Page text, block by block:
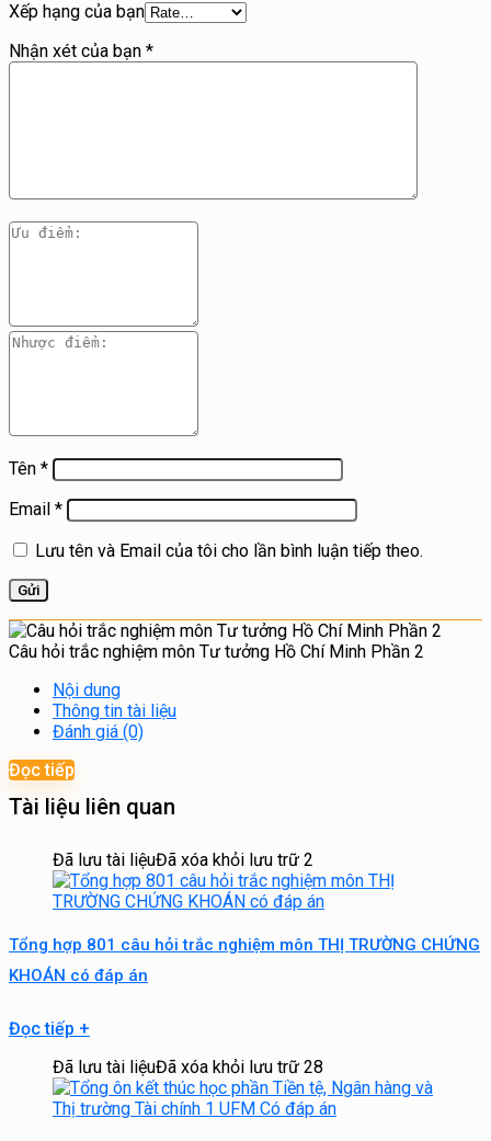
Xếp hạng của bạn
Nhận xét của bạn *
Tên *
Email *
Lưu tên và Email của tôi cho lần bình luận tiếp theo.
Câu hỏi trắc nghiệm môn Tư tưởng Hồ Chí Minh Phần 2
Nội dung
Thông tin tài liệu
Đánh giá (0)
Đọc tiếp
Tài liệu liên quan
Đã lưu tài liệuĐã xóa khỏi lưu trữ 2
Tổng hợp 801 câu hỏi trắc nghiệm môn THỊ TRƯỜNG CHỨNG
KHOÁN có đáp án
Đọc tiếp +
Đã lưu tài liệuĐã xóa khỏi lưu trữ 28